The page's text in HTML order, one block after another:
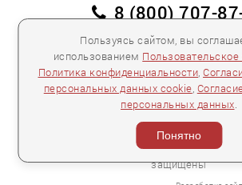
Пользуясь сайтом, вы
использованием
Политика конфиденциальности
персональных данных cookie
персональных данных
Понятно
8 (800) 707-
заказать обратный
пл. Победы, дом 2,
Для спецификаций и предложений:
Выставленные на данном сайте
публичной офертой не
Количество товара
2026 «Интерьерный салон
защищены